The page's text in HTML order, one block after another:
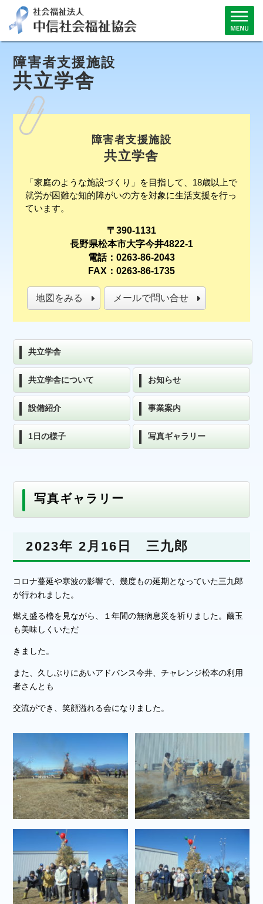
障害者支援施設
共立学舎
障害者支援施設
共立学舎
「家庭のような施設づくり」を目指して、18歳以上で
就労が困難な知的障がいの方を対象に生活支援を行っ
ています。
〒390-1131
長野県松本市大字今井4822-1
電話：0263-86-2043
FAX：0263-86-1735
地図をみる メールで問い合せ
共立学舎
共立学舎について お知らせ
設備紹介 事業案内
1日の様子 写真ギャラリー
写真ギャラリー
2023年 2月16日 三九郎
コロナ蔓延や寒波の影響で、幾度もの延期となっていた三九郎
が行われました。
燃え盛る櫓を見ながら、１年間の無病息災を祈りました。繭玉
も美味しくいただ
きました。
また、久しぶりにあいアドバンス今井、チャレンジ松本の利用
者さんとも
交流ができ、笑顔溢れる会になりました。